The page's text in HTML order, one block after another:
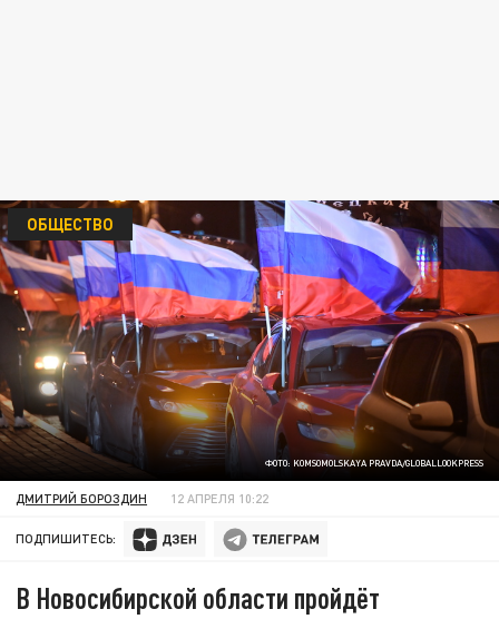
ФОТО: KOMSOMOLSKAYA PRAVDA/GLOBALLOOKPRESS
ОБЩЕСТВО
ДМИТРИЙ БОРОЗДИН 12 АПРЕЛЯ 10:22
ПОДПИШИТЕСЬ:
В Новосибирской области пройдёт